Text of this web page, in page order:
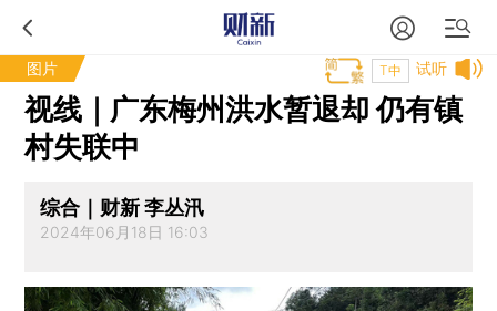
图片 试听
T中
视线｜广东梅州洪水暂退却 仍有镇
村失联中
综合｜财新 李丛汛
2024年06月18日 16:03